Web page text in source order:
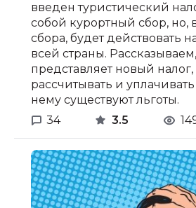
введен туристический
собой курортный сбор, но,
сбора, будет действовать
всей страны.
представляет новый налог,
рассчитывать и
нему существуют льготы.
34
3.5